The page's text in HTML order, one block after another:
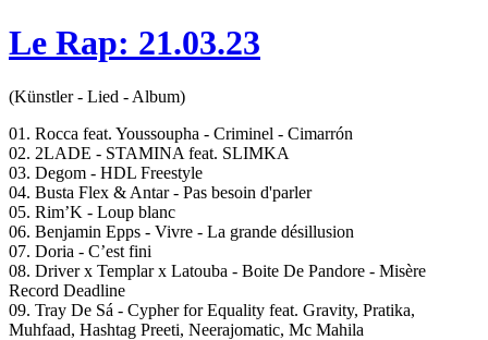
Le Rap: 21.03.23
(Künstler - Lied - Album)
01. Rocca feat. Youssoupha - Criminel - Cimarrón
02. 2LADE - STAMINA feat. SLIMKA
03. Degom - HDL Freestyle
04. Busta Flex & Antar - Pas besoin d'parler
05. Rim’K - Loup blanc
06. Benjamin Epps - Vivre - La grande désillusion
07. Doria - C’est fini
08. Driver x Templar x Latouba - Boite De Pandore - Misère
Record Deadline
09. Tray De Sá - Cypher for Equality feat. Gravity, Pratika,
Muhfaad, Hashtag Preeti, Neerajomatic, Mc Mahila